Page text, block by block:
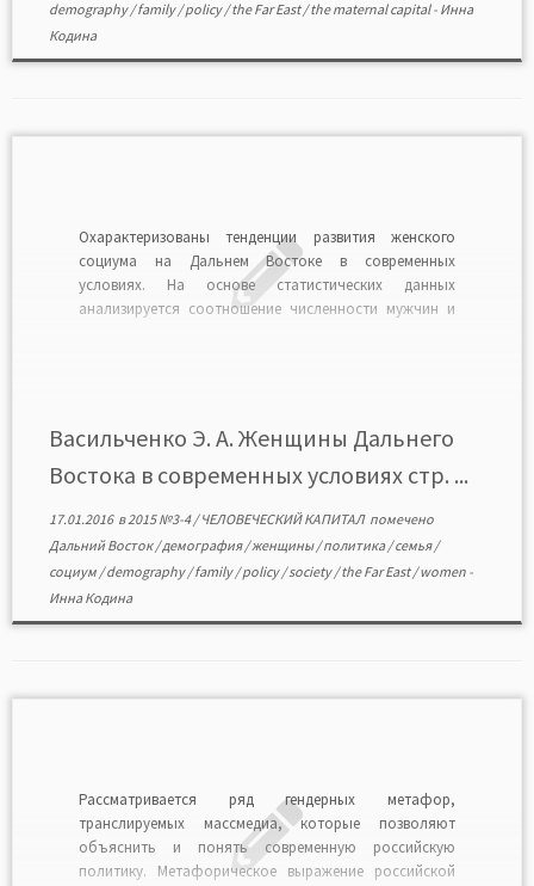
demography/family/policy/the Far East/the maternal capital- Инна
Кодина
Охарактеризованы тенденции развития женского
социума на Дальнем Востоке в современных
условиях. На основе статистических данных
анализируется соотношение численности мужчин и
женских организаций в поддержку государственной
политики по повышению авторитета семьи и […]
Васильченко Э. А. Женщины Дальнего
Востока в современных условиях стр. ...
17.01.2016в2015 №3-4/ЧЕЛОВЕЧЕСКИЙ КАПИТАЛ помечено
Дальний Восток/демография/женщины/политика/семья/
социум /demography/family/policy/society/the Far East/women -
Инна Кодина
Рассматривается ряд гендерных метафор,
транслируемых массмедиа, которые позволяют
объяснить и понять современную российскую
политику. Метафорическое выражение российской